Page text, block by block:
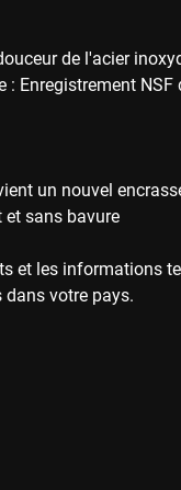
de l'acier
: Enregistrement NSF
un nouvel
et sans bavure
et les informations
dans votre pays.